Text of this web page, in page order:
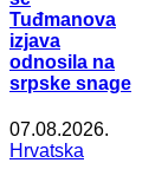
Tuđmanova
izjava
odnosila na
srpske snage
07.08.2026.
Hrvatska